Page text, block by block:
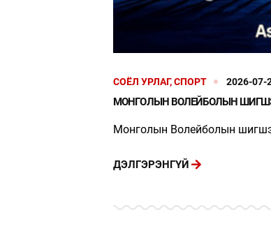
СОЁЛ УРЛАГ, СПОРТ 2026-07-
МОНГОЛЫН ВОЛЕЙБОЛЫН
Монголын Волейболын
ДЭЛГЭРЭНГҮЙ